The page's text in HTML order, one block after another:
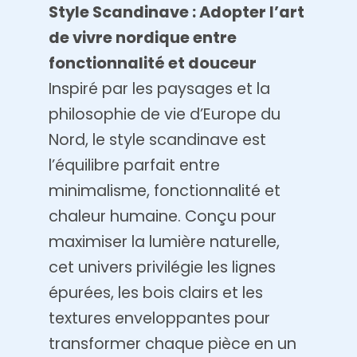
Style Scandinave : Adopter l’art
de vivre nordique entre
fonctionnalité et douceur
Inspiré par les paysages et la
philosophie de vie d’Europe du
Nord, le style scandinave est
l’équilibre parfait entre
minimalisme, fonctionnalité et
chaleur humaine. Conçu pour
maximiser la lumière naturelle,
cet univers privilégie les lignes
épurées, les bois clairs et les
textures enveloppantes pour
transformer chaque pièce en un